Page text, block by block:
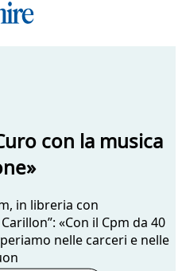
con la musica
in libreria con
«Con il Cpm da 40
nelle carceri e nelle